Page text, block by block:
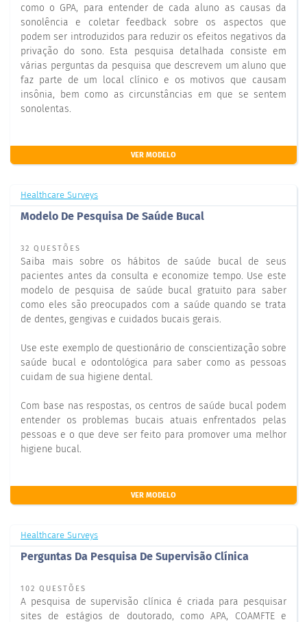
como o GPA, para entender de cada aluno as causas da
sonolência e coletar feedback sobre os aspectos que
podem ser introduzidos para reduzir os efeitos negativos da
privação do sono. Esta pesquisa detalhada consiste em
várias perguntas da pesquisa que descrevem um aluno que
faz parte de um local clínico e os motivos que causam
insônia, bem como as circunstâncias em que se sentem
sonolentas.
VER MODELO
Healthcare Surveys
Modelo De Pesquisa De Saúde Bucal
32 QUESTÕES
Saiba mais sobre os hábitos de saúde bucal de seus
pacientes antes da consulta e economize tempo. Use este
modelo de pesquisa de saúde bucal gratuito para saber
como eles são preocupados com a saúde quando se trata
de dentes, gengivas e cuidados bucais gerais.
Use este exemplo de questionário de conscientização sobre
saúde bucal e odontológica para saber como as pessoas
cuidam de sua higiene dental.
Com base nas respostas, os centros de saúde bucal podem
entender os problemas bucais atuais enfrentados pelas
pessoas e o que deve ser feito para promover uma melhor
higiene bucal.
VER MODELO
Healthcare Surveys
Perguntas Da Pesquisa De Supervisão Clínica
102 QUESTÕES
A pesquisa de supervisão clínica é criada para pesquisar
sites de estágios de doutorado, como APA, COAMFTE e